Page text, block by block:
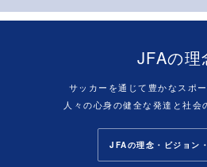
JFAの理
サッカーを通じて豊かなスポ
人々の心身の健全な発達と社会
JFAの理念・ビジョン